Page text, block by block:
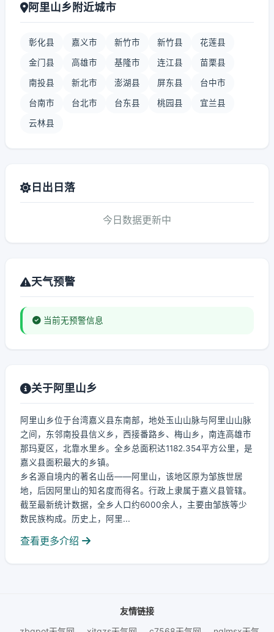
阿里山乡附近城市
彰化县 嘉义市 新竹市 新竹县 花莲县
金门县 高雄市 基隆市 连江县 苗栗县
南投县 新北市 澎湖县 屏东县 台中市
台南市 台北市 台东县 桃园县 宜兰县
云林县
日出日落
今日数据更新中
天气预警
当前无预警信息
关于阿里山乡
阿里山乡位于台湾嘉义县东南部，地处玉山山脉与阿里山山脉
之间，东邻南投县信义乡，西接番路乡、梅山乡，南连高雄市
那玛夏区，北靠水里乡。全乡总面积达1182.354平方公里，是
嘉义县面积最大的乡镇。
乡名源自境内的著名山岳——阿里山，该地区原为邹族世居
地，后因阿里山的知名度而得名。行政上隶属于嘉义县管辖。
截至最新统计数据，全乡人口约6000余人，主要由邹族等少
数民族构成。历史上，阿里...
查看更多介绍
友情链接